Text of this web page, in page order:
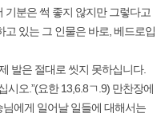
기분은 썩 좋지 않지만 그렇다고
있는 그 인물은 바로, 베드로입
발은 절대로 씻지 못하십니다.
시오.”(요한 13,6.8ㄱ.9) 만찬장에
에게 일어날 일들에 대해서는